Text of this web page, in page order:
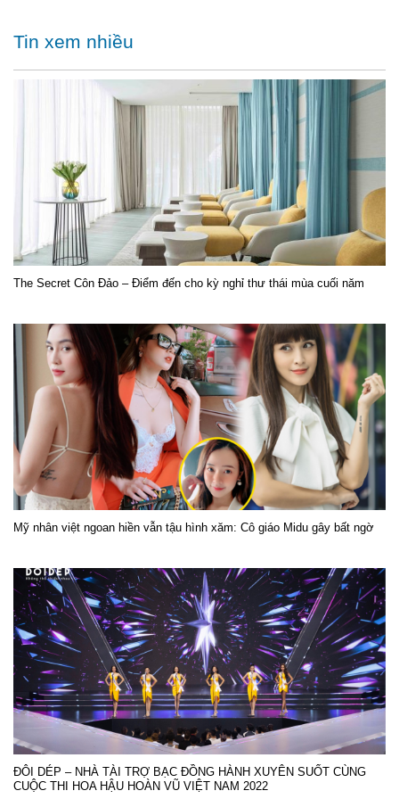
Tin xem nhiều
The Secret Côn Đảo – Điểm đến cho kỳ nghỉ thư thái mùa cuối năm
Mỹ nhân việt ngoan hiền vẫn tậu hình xăm: Cô giáo Midu gây bất ngờ
ĐÔI DÉP – NHÀ TÀI TRỢ BẠC ĐỒNG HÀNH XUYÊN SUỐT CÙNG
CUỘC THI HOA HẬU HOÀN VŨ VIỆT NAM 2022